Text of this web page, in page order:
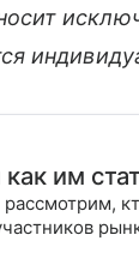
им